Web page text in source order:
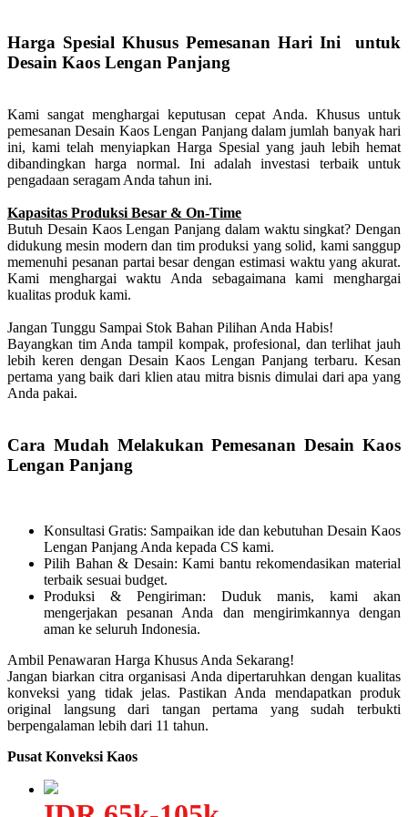
Harga Spesial Khusus Pemesanan Hari Ini untuk
Desain Kaos Lengan Panjang
Kami sangat menghargai keputusan cepat Anda. Khusus untuk
pemesanan Desain Kaos Lengan Panjang dalam jumlah banyak hari
ini, kami telah menyiapkan Harga Spesial yang jauh lebih hemat
dibandingkan harga normal. Ini adalah investasi terbaik untuk
pengadaan seragam Anda tahun ini.
Kapasitas Produksi Besar & On-Time
Butuh Desain Kaos Lengan Panjang dalam waktu singkat? Dengan
didukung mesin modern dan tim produksi yang solid, kami sanggup
memenuhi pesanan partai besar dengan estimasi waktu yang akurat.
Kami menghargai waktu Anda sebagaimana kami menghargai
kualitas produk kami.
Jangan Tunggu Sampai Stok Bahan Pilihan Anda Habis!
Bayangkan tim Anda tampil kompak, profesional, dan terlihat jauh
lebih keren dengan Desain Kaos Lengan Panjang terbaru. Kesan
pertama yang baik dari klien atau mitra bisnis dimulai dari apa yang
Anda pakai.
Cara Mudah Melakukan Pemesanan Desain Kaos
Lengan Panjang
Konsultasi Gratis: Sampaikan ide dan kebutuhan Desain Kaos
Lengan Panjang Anda kepada CS kami.
Pilih Bahan & Desain: Kami bantu rekomendasikan material
terbaik sesuai budget.
Produksi & Pengiriman: Duduk manis, kami akan
mengerjakan pesanan Anda dan mengirimkannya dengan
aman ke seluruh Indonesia.
Ambil Penawaran Harga Khusus Anda Sekarang!
Jangan biarkan citra organisasi Anda dipertaruhkan dengan kualitas
konveksi yang tidak jelas. Pastikan Anda mendapatkan produk
original langsung dari tangan pertama yang sudah terbukti
berpengalaman lebih dari 11 tahun.
Pusat Konveksi Kaos